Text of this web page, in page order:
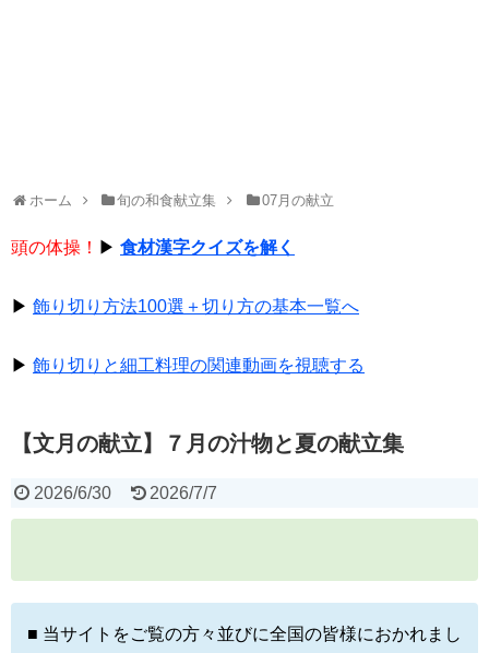
ホーム 旬の和食献立集 07月の献立
頭の体操！ ▶ 食材漢字クイズを解く
▶ 飾り切り方法100選＋切り方の基本一覧へ
▶ 飾り切りと細工料理の関連動画を視聴する
【文月の献立】７月の汁物と夏の献立集
2026/6/30 2026/7/7
■ 当サイトをご覧の方々並びに全国の皆様におかれまし